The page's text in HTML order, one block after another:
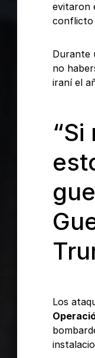
evitaron
conflicto
Durante
no
iraní el
Los